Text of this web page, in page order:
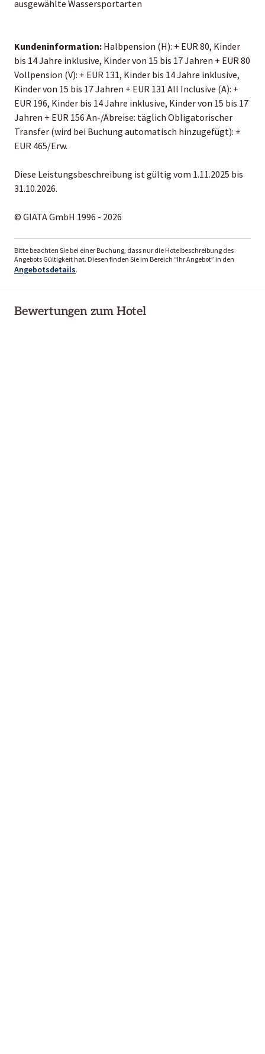
ausgewählte Wassersportarten
Kundeninformation: Halbpension (H): + EUR 80, Kinder
bis 14 Jahre inklusive, Kinder von 15 bis 17 Jahren + EUR 80
Vollpension (V): + EUR 131, Kinder bis 14 Jahre inklusive,
Kinder von 15 bis 17 Jahren + EUR 131 All Inclusive (A): +
EUR 196, Kinder bis 14 Jahre inklusive, Kinder von 15 bis 17
Jahren + EUR 156 An-/Abreise: täglich Obligatorischer
Transfer (wird bei Buchung automatisch hinzugefügt): +
EUR 465/Erw.
Diese Leistungsbeschreibung ist gültig vom 1.11.2025 bis
31.10.2026.
© GIATA GmbH 1996 - 2026
Bitte beachten Sie bei einer Buchung, dass nur die Hotelbeschreibung des
Angebots Gültigkeit hat. Diesen finden Sie im Bereich “Ihr Angebot” in den
Angebotsdetails.
Bewertungen zum Hotel